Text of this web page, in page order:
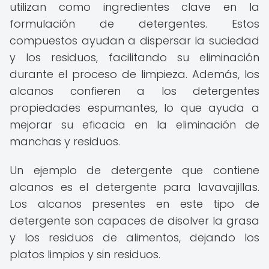
utilizan como ingredientes clave en la
formulación de detergentes. Estos
compuestos ayudan a dispersar la suciedad
y los residuos, facilitando su eliminación
durante el proceso de limpieza. Además, los
alcanos confieren a los detergentes
propiedades espumantes, lo que ayuda a
mejorar su eficacia en la eliminación de
manchas y residuos.
Un ejemplo de detergente que contiene
alcanos es el detergente para lavavajillas.
Los alcanos presentes en este tipo de
detergente son capaces de disolver la grasa
y los residuos de alimentos, dejando los
platos limpios y sin residuos.